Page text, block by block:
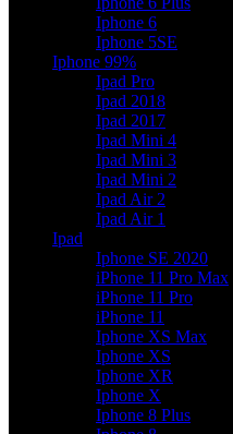
Iphone 6
Iphone 5SE
Iphone 99%
Ipad Pro
Ipad 2018
Ipad 2017
Ipad Mini 4
Ipad Mini 3
Ipad Mini 2
Ipad Air 2
Ipad Air 1
Ipad
Iphone SE 2020
iPhone 11 Pro Max
iPhone 11 Pro
iPhone 11
Iphone XS Max
Iphone XS
Iphone XR
Iphone X
Iphone 8 Plus